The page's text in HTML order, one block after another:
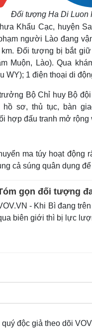
Đối tượng Ha Di Luon
Khẩu Cạc, huyện
người Lào đang
km. Đối tượng bị bắt
Muộn, Lào). Qua
WY); 1 điện thoại di
Bộ Chỉ huy Bộ
hồ sơ, thủ tục, bàn
hợp đấu tranh mở
ma túy hoạt động
cả súng quân dụng
gọn đối tượng
- Khi Bì đang
biên giới thì bị lực
quý độc giả theo dõi